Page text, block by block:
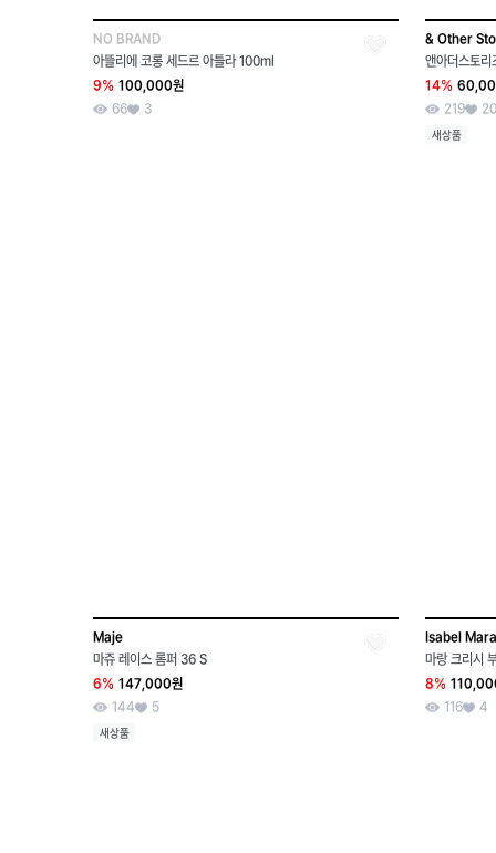
NO BRAND
아뜰리에 코롱 세드르 아틀라 100ml
9% 100,000원
66
3
& Other
앤아더스토리
14%
219
20
새상품
Maje
마쥬 레이스 롬퍼 36 S
6% 147,000원
144
5
새상품
Isabel
마랑 크리시
8%
116
4